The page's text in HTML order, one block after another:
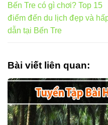
Bến Tre có gì chơi? Top 15
điểm đến du lịch đẹp và
dẫn tại Bến Tre
Bài viết liên quan: